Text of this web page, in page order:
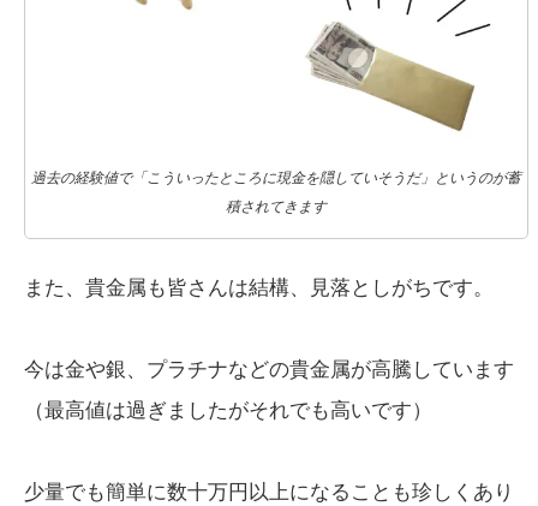
過去の経験値で「こういったところに現金を隠していそうだ」というのが蓄
積されてきます
また、貴金属も皆さんは結構、見落としがちです。
今は金や銀、プラチナなどの貴金属が高騰しています
（最高値は過ぎましたがそれでも高いです）
少量でも簡単に数十万円以上になることも珍しくあり